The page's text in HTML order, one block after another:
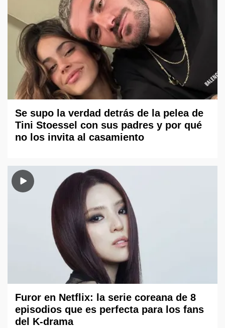
Se supo la verdad detrás de la pelea de
Tini Stoessel con sus padres y por qué
no los invita al casamiento
Furor en Netflix: la serie coreana de 8
episodios que es perfecta para los fans
del K-drama